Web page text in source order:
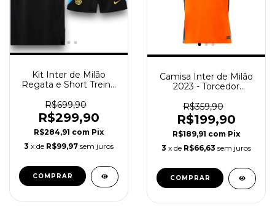
Kit Inter de Milão
Regata e Short Treino
R$699,90
R$299,90
R$284,91 com Pix
3 x de R$99,97 sem juros
COMPRAR
Camisa Inter de Milão
2023 - Torcedor
R$359,90
R$199,90
R$189,91 com Pix
3 x de R$66,63 sem juros
COMPRAR